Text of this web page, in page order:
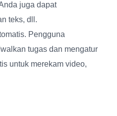
juga dapat
teks, dll.
. Pengguna
tugas dan mengatur
untuk merekam video,